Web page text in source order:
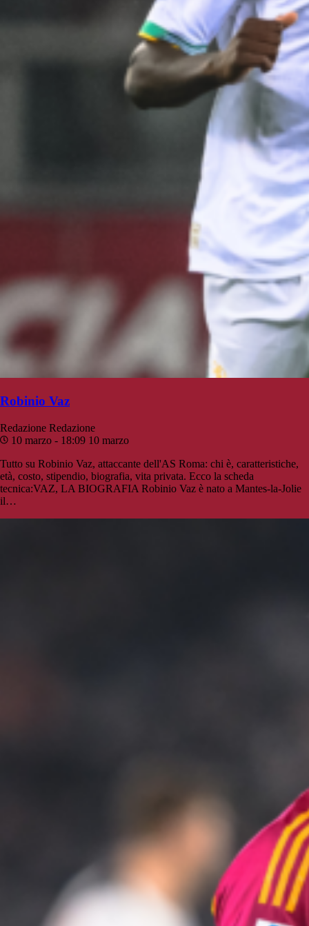
Robinio Vaz
Redazione Redazione
10 marzo - 18:09 10 marzo
Tutto su Robinio Vaz, attaccante dell'AS Roma: chi è, caratteristiche,
età, costo, stipendio, biografia, vita privata. Ecco la scheda
tecnica:VAZ, LA BIOGRAFIA Robinio Vaz è nato a Mantes-la-Jolie
il…